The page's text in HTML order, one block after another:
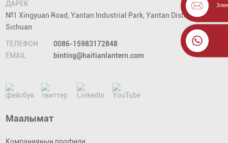
ДАРЕК
№1 Xingyuan Road, Yantan Industrial Park, Yantan District, Zigong,
Sıchuan
ТЕЛЕФОН
0086-15983172848
EMAIL
binting@haitianlantern.com
Маалымат